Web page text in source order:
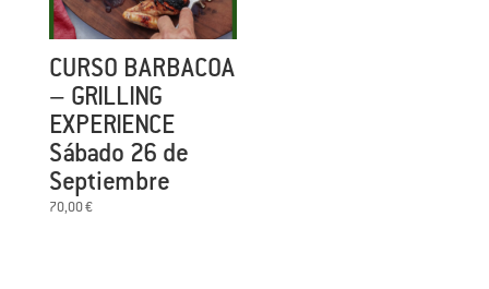
CURSO BARBACOA
– GRILLING
EXPERIENCE
Sábado 26 de
Septiembre
70,00€